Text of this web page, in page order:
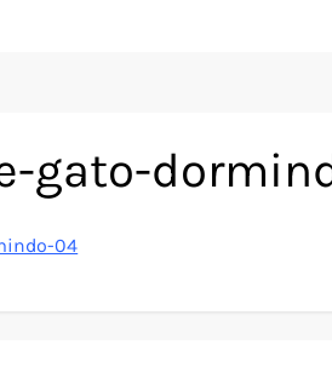
gato-
04